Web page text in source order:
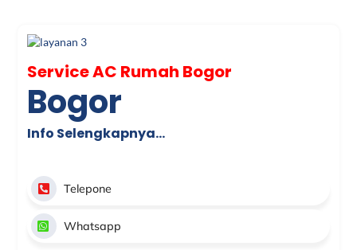
Service AC Rumah Bogor
Bogor
Info Selengkapnya…
Telepone
Whatsapp